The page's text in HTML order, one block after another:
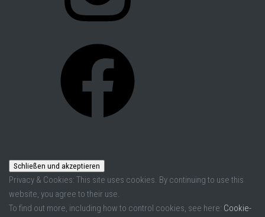
Privacy & Cookies: This site uses cookies. By continuing to use this
website, you agree to their use.
To find out more, including how to control cookies, see here: Cookie-